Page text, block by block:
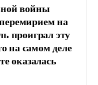
войны
на
проиграл эту
на самом деле
оказалась